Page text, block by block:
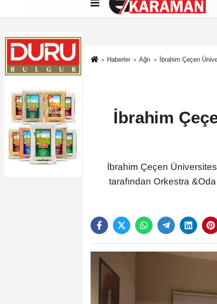
Künye İletişim Çerez Politikası
Haberler Ağrı İbrahim Çeçen
İbrahim
İbrahim Çeçen
tarafından Orkestra